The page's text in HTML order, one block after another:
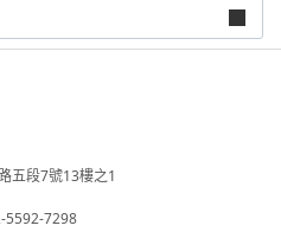
五段7號13樓之1
5592-7298